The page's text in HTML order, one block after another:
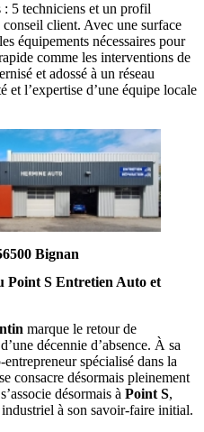
: 5 techniciens et un profil
client. Avec une surface
équipements nécessaires pour
comme les interventions de
et adossé à un réseau
l’expertise d’une équipe locale
Bignan
Point S Entretien Auto et
marque le retour de
décennie d’absence. À sa
entrepreneur spécialisé dans la
consacre désormais pleinement
s’associe désormais à Point S,
à son savoir-faire initial.